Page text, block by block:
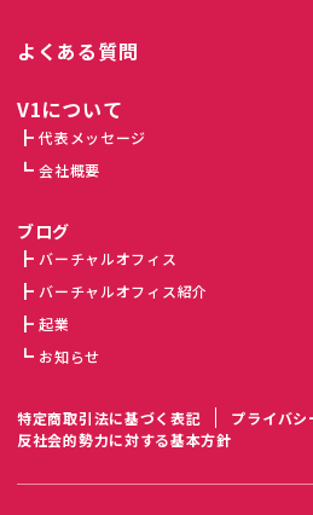
よくある質問
V1について
代表メッセージ
会社概要
ブログ
バーチャルオフィス
バーチャルオフィス紹介
起業
お知らせ
特定商取引法に基づく表記
プライバシ
反社会的勢力に対する基本方針